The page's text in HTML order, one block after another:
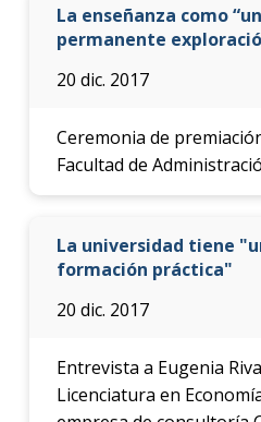
La enseñanza como
permanente
20 dic. 2017
Ceremonia de
Facultad de
La universidad tiene
formación práctica"
20 dic. 2017
Entrevista a Eugenia
Licenciatura en